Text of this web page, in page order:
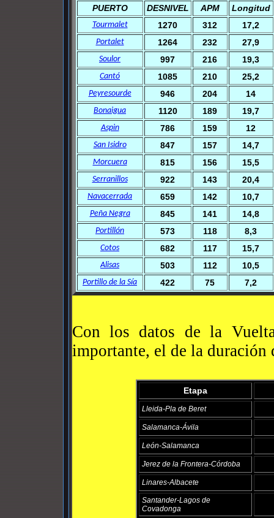
PUERTO DESNIVEL APM Longitud
Tourmalet 1270 312 17,2
Portalet 1264 232 27,9
Soulor 997 216 19,3
Cantó 1085 210 25,2
Peyresourde 946 204 14
Bonaigua 1120 189 19,7
Aspin 786 159 12
San Isidro 847 157 14,7
Morcuera 815 156 15,5
Serranillos 922 143 20,4
Navacerrada 659 142 10,7
Peña Negra 845 141 14,8
Portillón 573 118 8,3
Cotos 682 117 15,7
Alisas 503 112 10,5
Portillo de la Sía 422 75 7,2
Con los datos de la
importante, el de la duración
Etapa
Lleida-Pla de Beret
Salamanca-Ávila
León-Salamanca
Jerez de la Frontera-Córdoba
Linares-Albacete
Santander-Lagos de
Covadonga